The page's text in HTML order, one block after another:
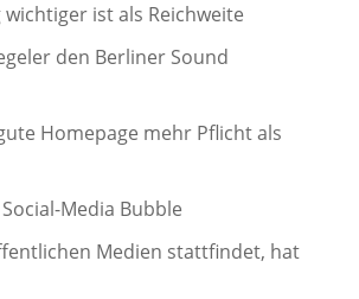
ist als Reichweite
den Berliner Sound
Homepage mehr Pflicht als
Media Bubble
Medien stattfindet, hat